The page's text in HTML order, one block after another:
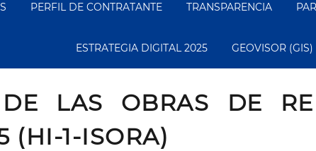
PERFIL DE CONTRATANTE TRANSPARENCIA
ESTRATEGIA DIGITAL 2025 GEOVISOR (GIS)
LAS OBRAS DE
(HI-1-ISORA)